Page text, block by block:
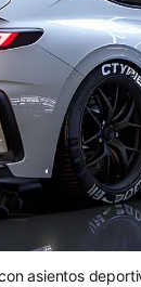
asientos